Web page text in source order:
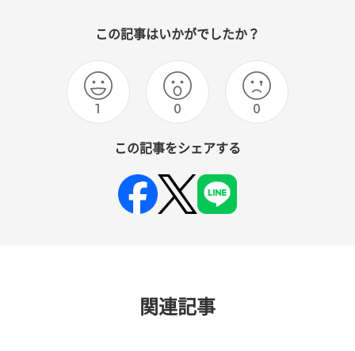
この記事はいかがでしたか？
1 0 0
この記事をシェアする
関連記事